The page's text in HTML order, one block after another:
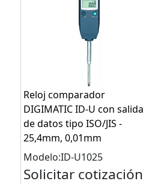
Reloj comparador
DIGIMATIC ID-U con salida
de datos tipo ISO/JIS -
25,4mm, 0,01mm
Modelo:ID-U1025
Solicitar cotización